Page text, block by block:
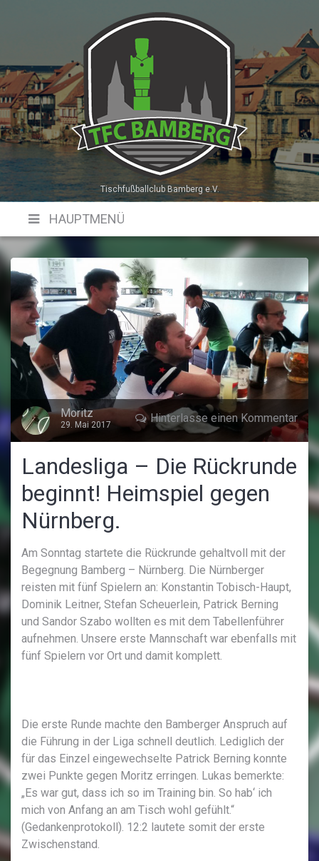
Tischfußballclub Bamberg e.V.
HAUPTMENÜ
Hinterlasse einen Kommentar
Moritz
29. Mai 2017
Landesliga – Die Rückrunde
beginnt! Heimspiel gegen
Nürnberg.
Am Sonntag startete die Rückrunde gehaltvoll mit der
Begegnung Bamberg – Nürnberg. Die Nürnberger
reisten mit fünf Spielern an: Konstantin Tobisch-Haupt,
Dominik Leitner, Stefan Scheuerlein, Patrick Berning
und Sandor Szabo wollten es mit dem Tabellenführer
aufnehmen. Unsere erste Mannschaft war ebenfalls mit
fünf Spielern vor Ort und damit komplett.
Die erste Runde machte den Bamberger Anspruch auf
die Führung in der Liga schnell deutlich. Lediglich der
für das Einzel eingewechselte Patrick Berning konnte
zwei Punkte gegen Moritz erringen. Lukas bemerkte:
„Es war gut, dass ich so im Training bin. So hab‘ ich
mich von Anfang an am Tisch wohl gefühlt.“
(Gedankenprotokoll). 12:2 lautete somit der erste
Zwischenstand.